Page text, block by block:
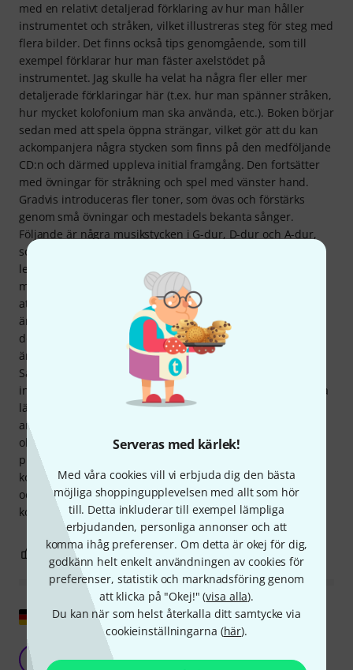
Serveras med kärlek!
Med våra cookies vill vi erbjuda dig den bästa
möjliga shoppingupplevelsen med allt som hör
till. Detta inkluderar till exempel lämpliga
erbjudanden, personliga annonser och att
komma ihåg preferenser. Om detta är okej för dig,
godkänn helt enkelt användningen av cookies för
preferenser, statistik och marknadsföring genom
att klicka på "Okej!" (visa alla).
Du kan när som helst återkalla ditt samtycke via
cookieinställningarna (här).
med en relativt detaljerad förklaring av hur man håller
instrumentet och stråken, vilket illustreras steg för steg med
flera bilder. Det finns också tips genomgående, som till
exempel förklarar hur man fäster axelstödet på
instrumentet. Jag skulle ha velat ha några fler eller mer
detaljerade förklaringar här (t.ex. hur man spänner stråken,
hur mycket kolofonium man ska använda, etc.). Boken börjar
sedan med att spela öppna strängar, vilket gör att du kan
ackompanjera några stycken som finns på den medföljande
CD:n och därmed uppleva initial framgång. Den fortsätter
med övningar för stråkning och spel med vänster hand.
Gradvis introduceras fler toner, som övas och förstärks
genom små övningar och mestadels bekanta sånger.
Följande är några musikstycken i G-dur, D-dur och A-dur,
som introducerar mindre innovationer som 3/4-takt och
legato-slurar. Bokens baksida innehåller grunderna i
musikteori (notvärden, rytm, taktarter etc.) som behövs för
att förstå övningarna och sångerna. Några ytterligare
ämnen ingår också (t.ex. kvintcirkeln, skalor etc.). Man bör
dock inte förvänta sig för mycket teori här, vilket jag tycker
är lämpligt. Det finns andra böcker för det.
Sammanfattningsvis: En trevlig presentation som främst
inspirerar till en lust att öva och spela. Den är också ganska
lämplig för självlärda musiker, förutsatt att den inte
används som enda resurs, eftersom för mycket förblir
oklart. Den är förmodligen inte riktigt lämplig som ett
primärt undervisningsmedel, utan snarare som ett
komplement. Den medföljande CD-skivan är motiverande
och hjälper oss att utveckla ett realistiskt musikaliskt
koncept.
0
Visa original
Bra nybörjarbok